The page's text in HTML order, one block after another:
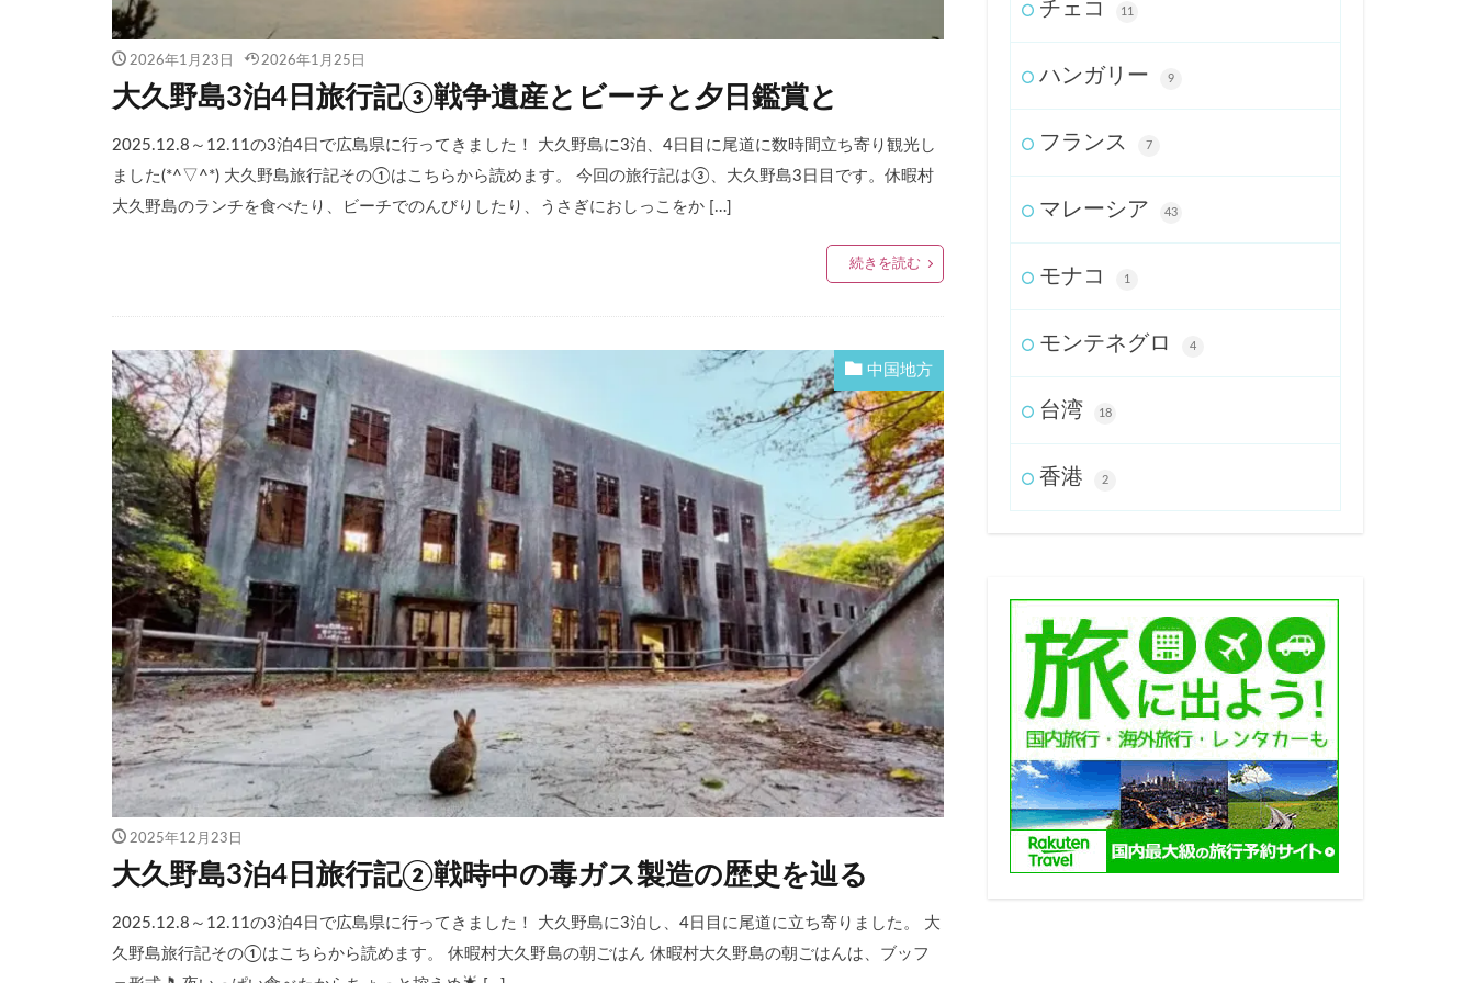
2026年1月23日 2026年1月25日
大久野島3泊4日旅行記③戦争遺産とビーチと夕日鑑賞と
2025.12.8～12.11の3泊4日で広島県に行ってきました！ 大久野島に3泊、4日目に尾道に数時間立ち寄り観光し
ました(*^▽^*) 大久野島旅行記その①はこちらから読めます。 今回の旅行記は③、大久野島3日目です。休暇村
大久野島のランチを食べたり、ビーチでのんびりしたり、うさぎにおしっこをか […]
続きを読む
中国地方
2025年12月23日
大久野島3泊4日旅行記②戦時中の毒ガス製造の歴史を辿る
2025.12.8～12.11の3泊4日で広島県に行ってきました！ 大久野島に3泊し、4日目に尾道に立ち寄りました。 大
久野島旅行記その①はこちらから読めます。 休暇村大久野島の朝ごはん 休暇村大久野島の朝ごはんは、ブッフ
チェコ 11
ハンガリー 9
フランス 7
マレーシア 43
モナコ 1
モンテネグロ 4
台湾 18
香港 2